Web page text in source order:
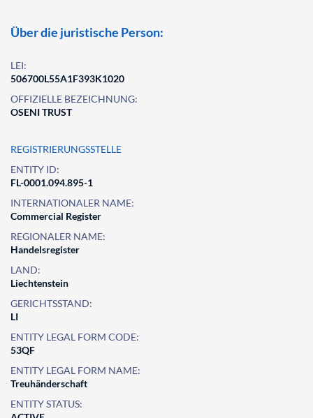
Über die juristische Person:
LEI:
506700L55A1F393K1020
OFFIZIELLE BEZEICHNUNG:
OSENI TRUST
REGISTRIERUNGSSTELLE
ENTITY ID:
FL-0001.094.895-1
INTERNATIONALER NAME:
Commercial Register
REGIONALER NAME:
Handelsregister
LAND:
Liechtenstein
GERICHTSSTAND:
LI
ENTITY LEGAL FORM CODE:
53QF
ENTITY LEGAL FORM NAME:
Treuhänderschaft
ENTITY STATUS: